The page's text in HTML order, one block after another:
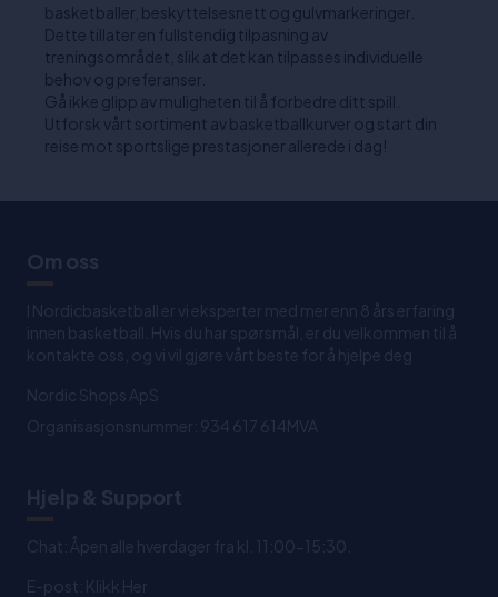
basketballer, beskyttelsesnett og gulvmarkeringer.
Dette tillater en fullstendig tilpasning av
treningsområdet, slik at det kan tilpasses individuelle
behov og preferanser.
Gå ikke glipp av muligheten til å forbedre ditt spill.
Utforsk vårt sortiment av basketballkurver og start din
reise mot sportslige prestasjoner allerede i dag!
Om oss
I Nordicbasketball er vi eksperter med mer enn 8 års erfaring
innen basketball. Hvis du har spørsmål, er du velkommen til å
kontakte oss, og vi vil gjøre vårt beste for å hjelpe deg
Nordic Shops ApS
Organisasjonsnummer: 934 617 614MVA
Hjelp & Support
Chat: Åpen alle hverdager fra kl. 11:00-15:30.
E-post: Klikk Her